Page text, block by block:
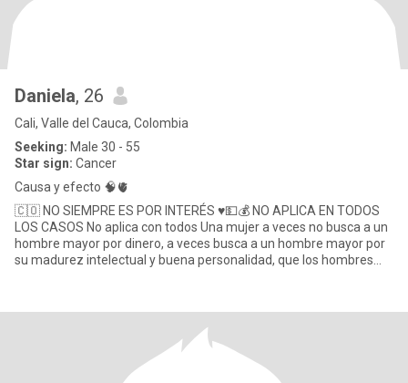
Daniela, 26
Cali, Valle del Cauca, Colombia
Seeking: Male 30 - 55
Star sign: Cancer
Causa y efecto 🧠🫀
🇨🇴 NO SIEMPRE ES POR INTERÉS ♥️💵💰 NO APLICA EN TODOS
LOS CASOS No aplica con todos Una mujer a veces no busca a un
hombre mayor por dinero, a veces busca a un hombre mayor por
su madurez intelectual y buena personalidad, que los hombres